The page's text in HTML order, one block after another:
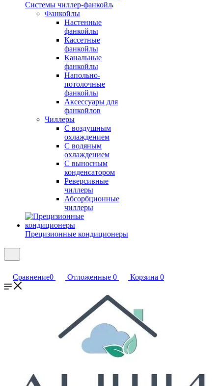
Системы чиллер-фанкойл
Фанкойлы
Настенные
фанкойлы
Кассетные
фанкойлы
Канальные
фанкойлы
Напольно-
потолочные
фанкойлы
Аксессуары для
фанкойлов
Чиллеры
С воздушным
охлаждением
С водяным
охлаждением
С выносным
конденсатором
Реверсивные
чиллеры
Абсорбционные
чиллеры
Прецизионные кондиционеры
Сравнение0 Отложенные 0 Корзина 0